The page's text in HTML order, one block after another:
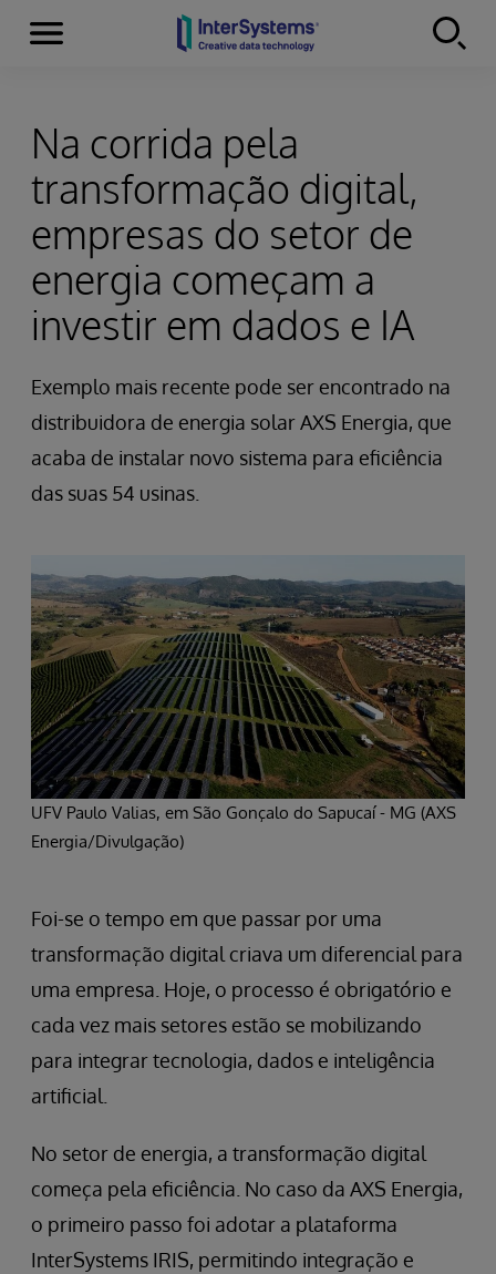
Skip to content
Menu
Na corrida pela
transformação digital,
empresas do setor de
energia começam a
investir em dados e IA
Exemplo mais recente pode ser encontrado na
distribuidora de energia solar AXS Energia, que
acaba de instalar novo sistema para eficiência
das suas 54 usinas.
UFV Paulo Valias, em São Gonçalo do Sapucaí - MG (AXS
Energia/Divulgação)
Foi-se o tempo em que passar por uma
transformação digital criava um diferencial para
uma empresa. Hoje, o processo é obrigatório e
cada vez mais setores estão se mobilizando
para integrar tecnologia, dados e inteligência
artificial.
No setor de energia, a transformação digital
começa pela eficiência. No caso da AXS Energia,
o primeiro passo foi adotar a plataforma
InterSystems IRIS, permitindo integração e